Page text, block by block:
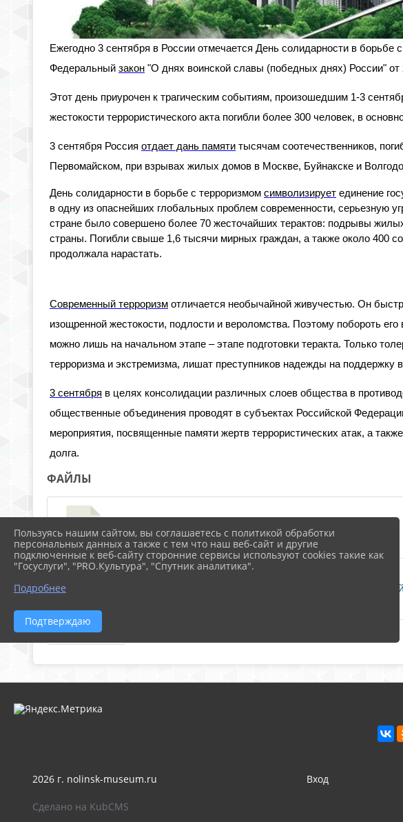
Ежегодно 3 сентября в России отмечается День солидарности в
Федеральный закон "О днях воинской славы (победных днях) России" от
Этот день приурочен к трагическим событиям, произошедшим 1-3
жестокости террористического акта погибли более 300 человек, в
3 сентября Россия отдает дань памяти тысячам соотечественников,
Первомайском, при взрывах жилых домов в Москве, Буйнакске и
День солидарности в борьбе с терроризмом символизирует единение
в одну из опаснейших глобальных проблем современности, серьезную
стране было совершено более 70 жесточайших терактов: подрывы
страны. Погибли свыше 1,6 тысячи мирных граждан, а также около 400
продолжала нарастать.
Современный терроризм отличается необычайной живучестью. Он
изощренной жестокости, подлости и вероломства. Поэтому побороть
можно лишь на начальном этапе – этапе подготовки теракта. Только
терроризма и экстремизма, лишат преступников надежды на поддержку
3 сентября в целях консолидации различных слоев общества в
общественные объединения проводят в субъектах Российской
мероприятия, посвященные памяти жертв террористических атак, а
долга.
ФАЙЛЫ
videoplayback (5).mp4 (4.4 MiB)
Мультимедийный урок «Антитеррор. Безопасность для
Скачать все
2026 г. nolinsk-museum.ru Вход
Сделано на KubCMS
Пользуясь нашим сайтом, вы соглашаетесь с политикой обработки
персональных данных а также с тем что наш веб-сайт и другие
подключенные к веб-сайту сторонние сервисы используют cookies такие как
"Госуслуги", "PRO.Культура", "Спутник аналитика".
Подробнее
Подтверждаю